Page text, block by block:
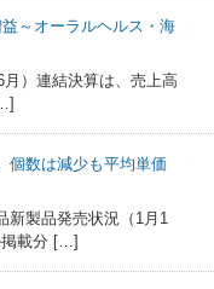
～オーラルヘルス・海
）連結決算は、売上高
個数は減少も平均単価
新製品発売状況（1月1
掲載分 […]